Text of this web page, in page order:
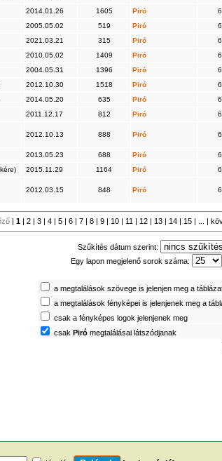
2014.01.26 1605 Piró
2005.05.02 519 Piró
2021.03.21 315 Piró
2010.05.02 1409 Piró
2004.05.31 1396 Piró
2012.10.30 1518 Piró
2014.05.20 635 Piró
2011.12.17 812 Piró
2012.10.13 888 Piró
2013.05.23 688 Piró
2015.11.29 1164 Piró
2012.03.15 848 Piró
1 2 3 4 5 6 7 8 9 10 11 12 13 14 15
Szűkítés dátum szerint:
Egy lapon megjelenő sorok száma:
a megtalálások szövege is jelenjen meg a
a megtalálások fényképei is jelenjenek meg a
csak a fényképes logok jelenjenek meg
csak Piró megtalálásai látszódjanak